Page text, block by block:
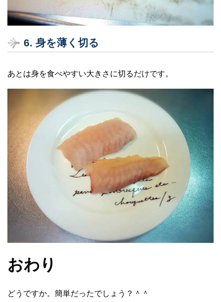
6. 身を薄く切る
あとは身を食べやすい大きさに切るだけです。
おわり
どうですか。簡単だったでしょう？＾＾